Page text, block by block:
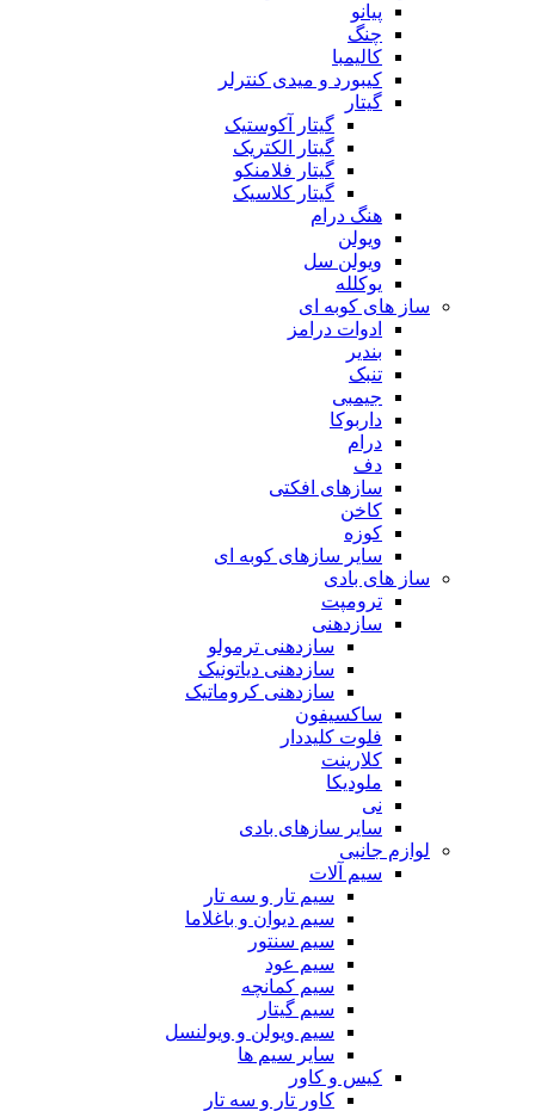
پیانو
چنگ
کالیمبا
کیبورد و میدی کنترلر
گیتار
گیتار آکوستیک
گیتار الکتریک
گیتار فلامنکو
گیتار کلاسیک
هنگ درام
ویولن
ویولن سل
یوکلله
ساز های کوبه ای
ادوات درامز
بندیر
تنبک
جیمبی
داربوکا
درام
دف
سازهای افکتی
کاخن
کوزه
سایر سازهای کوبه ای
ساز های بادی
ترومپت
سازدهنی
سازدهنی ترمولو
سازدهنی دیاتونیک
سازدهنی کروماتیک
ساکسیفون
فلوت کلیددار
کلارینت
ملودیکا
نی
سایر سازهای بادی
لوازم جانبی
سیم آلات
سیم تار و سه تار
سیم دیوان و باغلاما
سیم سنتور
سیم عود
سیم کمانچه
سیم گیتار
سیم ویولن و ویولنسل
سایر سیم ها
کیس و کاور
کاور تار و سه تار